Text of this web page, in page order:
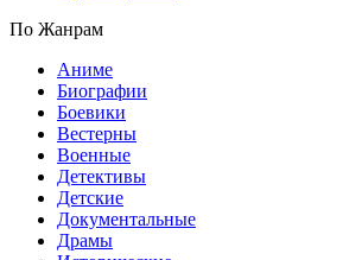
По Жанрам
Аниме
Биографии
Боевики
Вестерны
Военные
Детективы
Детские
Документальные
Драмы